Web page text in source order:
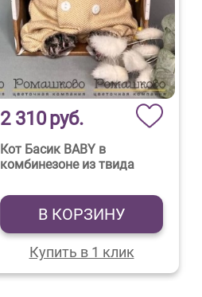
2 310руб.
Кот Басик BABY в
комбинезоне из твида
В КОРЗИНУ
Купить в 1 клик